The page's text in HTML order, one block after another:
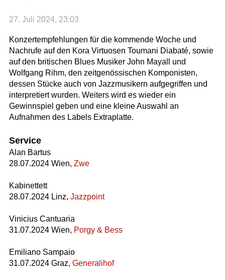
27. Juli 2024, 23:03
Konzertempfehlungen für die kommende Woche und
Nachrufe auf den Kora Virtuosen Toumani Diabaté, sowie
auf den britischen Blues Musiker John Mayall und
Wolfgang Rihm, den zeitgenössischen Komponisten,
dessen Stücke auch von Jazzmusikern aufgegriffen und
interpretiert wurden. Weiters wird es wieder ein
Gewinnspiel geben und eine kleine Auswahl an
Aufnahmen des Labels Extraplatte.
Service
Alan Bartus
28.07.2024 Wien, Zwe
Kabinettett
28.07.2024 Linz, Jazzpoint
Vinicius Cantuaria
31.07.2024 Wien, Porgy & Bess
Emiliano Sampaio
31.07.2024 Graz, Generalihof